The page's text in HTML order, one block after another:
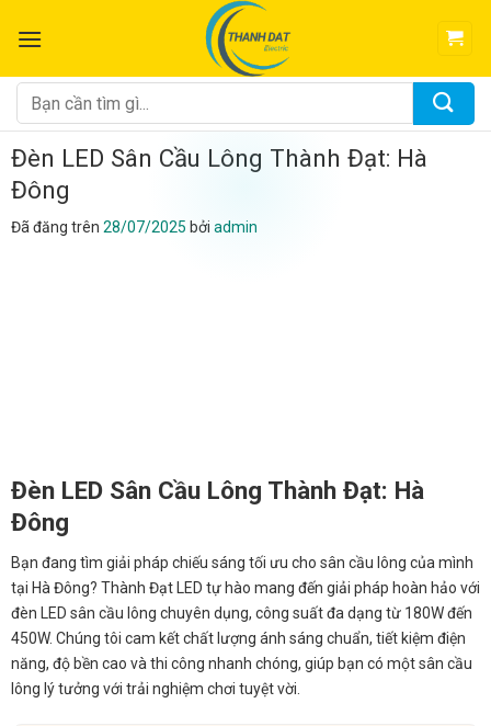
đến
dung
Tìm
kiếm:
Đèn LED Sân Cầu Lông Thành Đạt: Hà
Đông
Đã đăng trên 28/07/2025 bởi admin
Đèn LED Sân Cầu Lông Thành Đạt: Hà
Đông
Bạn đang tìm giải pháp chiếu sáng tối ưu cho sân cầu lông của mình
tại Hà Đông? Thành Đạt LED tự hào mang đến giải pháp hoàn hảo với
đèn LED sân cầu lông chuyên dụng, công suất đa dạng từ 180W đến
450W. Chúng tôi cam kết chất lượng ánh sáng chuẩn, tiết kiệm điện
năng, độ bền cao và thi công nhanh chóng, giúp bạn có một sân cầu
lông lý tưởng với trải nghiệm chơi tuyệt vời.